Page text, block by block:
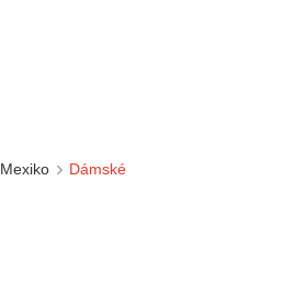
Mexiko Dámské